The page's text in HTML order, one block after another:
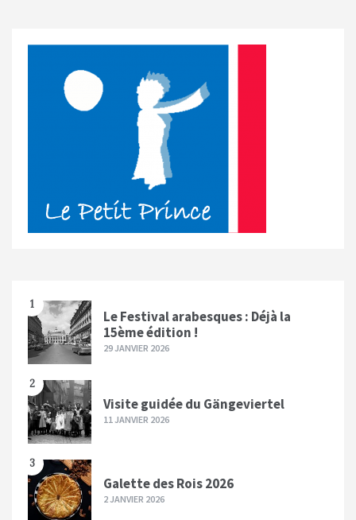
1
Le Festival arabesques : Déjà la
15ème édition !
29 JANVIER 2026
2
Visite guidée du Gängeviertel
11 JANVIER 2026
3
Galette des Rois 2026
2 JANVIER 2026